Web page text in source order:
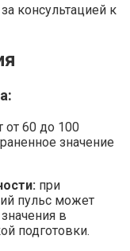
консультацией к
от 60 до 100
значение
при
пульс может
в
подготовки.